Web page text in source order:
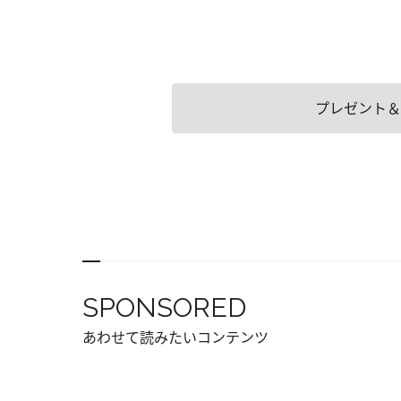
プレゼント
SPONSORED
あわせて読みたいコンテンツ